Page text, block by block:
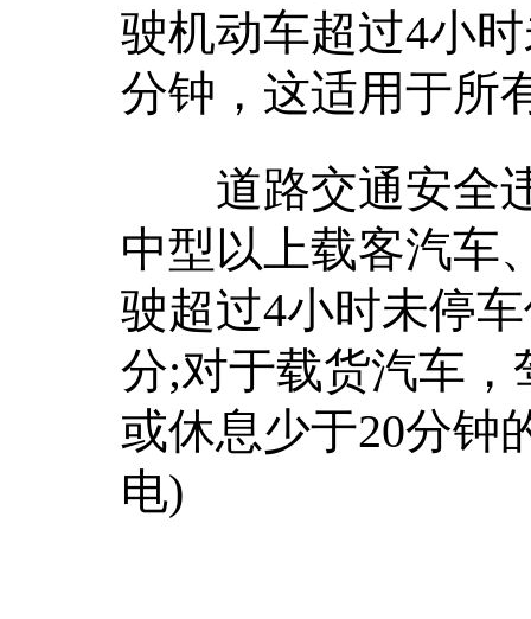
驶机动车超过4小
分钟，这适用于所
道路交通安全违
中型以上载客汽车
驶超过4小时未停
分;对于载货汽车
或休息少于20分钟
电)